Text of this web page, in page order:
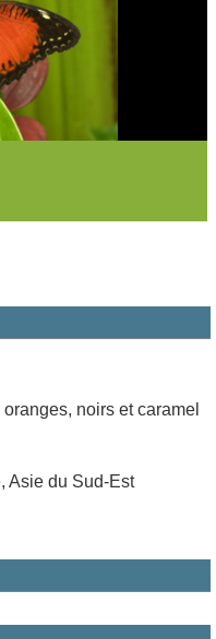
noirs et caramel
Asie du Sud-Est